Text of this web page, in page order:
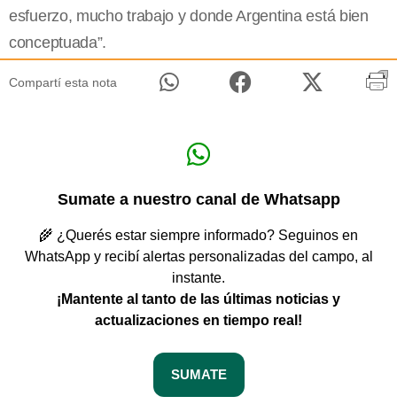
esfuerzo, mucho trabajo y donde Argentina está bien
conceptuada”.
Compartí esta nota
Sumate a nuestro canal de Whatsapp
🌾 ¿Querés estar siempre informado? Seguinos en
WhatsApp y recibí alertas personalizadas del campo, al
instante.
¡Mantente al tanto de las últimas noticias y
actualizaciones en tiempo real!
SUMATE